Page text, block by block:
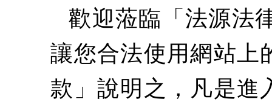
歡迎蒞臨「法源法
讓您合法使用網站上
款」說明之，凡是進